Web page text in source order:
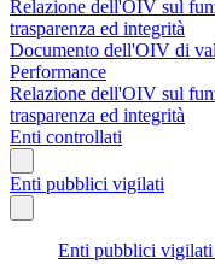
Relazione dell'OIV sul
trasparenza ed integrità
Documento dell'OIV di
Performance
Relazione dell'OIV sul
trasparenza ed integrità
Enti controllati
Enti pubblici vigilati
Enti pubblici vigilati